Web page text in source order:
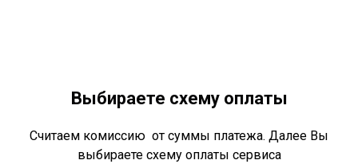
Выбираете схему оплаты
Считаем комиссию от суммы платежа. Далее Вы
выбираете схему оплаты сервиса